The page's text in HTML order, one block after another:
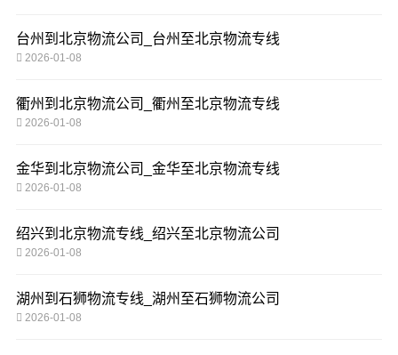
台州到北京物流公司_台州至北京物流专线
2026-01-08
衢州到北京物流公司_衢州至北京物流专线
2026-01-08
金华到北京物流公司_金华至北京物流专线
2026-01-08
绍兴到北京物流专线_绍兴至北京物流公司
2026-01-08
湖州到石狮物流专线_湖州至石狮物流公司
2026-01-08